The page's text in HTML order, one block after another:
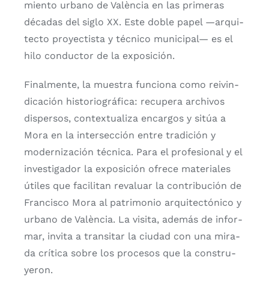
mien­to urbano de Valèn­cia en las pri­me­ras
déca­das del siglo XX. Este doble papel —arqui­
tec­to pro­yec­tis­ta y téc­ni­co muni­ci­pal— es el
hilo con­duc­tor de la expo­si­ción.
Final­men­te, la mues­tra fun­cio­na como rei­vin­
di­ca­ción his­to­rio­grá­fi­ca: recu­pe­ra archi­vos
dis­per­sos, con­tex­tua­li­za encar­gos y sitúa a
Mora en la inter­sec­ción entre tra­di­ción y
moder­ni­za­ción téc­ni­ca. Para el pro­fe­sio­nal y el
inves­ti­ga­dor la expo­si­ción ofre­ce mate­ria­les
úti­les que faci­li­tan reva­luar la con­tri­bu­ción de
Francis­co Mora al patri­mo­nio arqui­tec­tó­ni­co y
urbano de Valèn­cia. La visi­ta, ade­más de infor­
mar, invi­ta a tran­si­tar la ciu­dad con una mira­
da crí­ti­ca sobre los pro­ce­sos que la cons­tru­
ye­ron.